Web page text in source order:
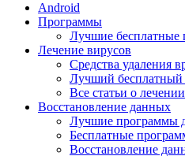
Android
Программы
Лучшие бесплатные
Лечение вирусов
Средства удаления
Лучший бесплатный
Все статьи о
Восстановление данных
Лучшие программы
Бесплатные
Восстановление